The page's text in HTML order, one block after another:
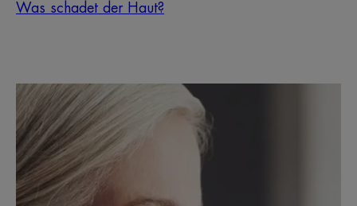
Was schadet der Haut?